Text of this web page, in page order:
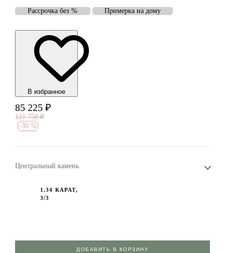
Рассрочка без % Примерка на дому
В избранноe
85 225 ₽
121 750 ₽
-30 %
Центральный камень
1.34 КАРАТ,
3/3
ДОБАВИТЬ В КОРЗИНУ